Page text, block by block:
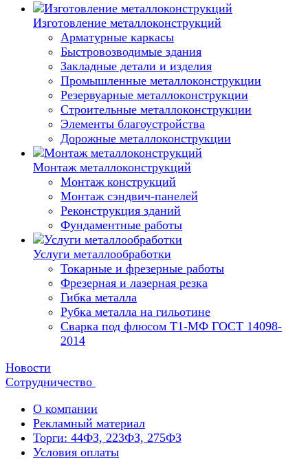
Изготовление металлоконструкций
Арматурные каркасы
Быстровозводимые здания
Закладные детали и изделия
Промышленные металлоконструкции
Резервуарные металлоконструкции
Строительные металлоконструкции
Элементы благоустройства
Дорожные металлоконструкции
Монтаж металлоконструкций
Монтаж конструкций
Монтаж сэндвич-панелей
Реконструкция зданий
Фундаментные работы
Услуги металлообработки
Токарные и фрезерные работы
Фрезерная и лазерная резка
Гибка металла
Рубка металла на гильотине
Сварка под флюсом Т1-МФ ГОСТ 14098-
2014
Новости
Сотрудничество
О компании
Рекламный материал
Торги: 44ФЗ, 223ФЗ, 275ФЗ
Условия оплаты